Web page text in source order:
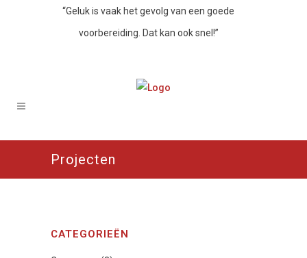
“Geluk is vaak het gevolg van een goede
voorbereiding. Dat kan ook snel!”
Projecten
CATEGORIEËN